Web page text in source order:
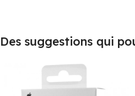
Des suggestions qui